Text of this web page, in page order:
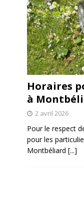
Horaires
à
2 avril 2026
Pour le respect
pour les
Montbéliard [...]